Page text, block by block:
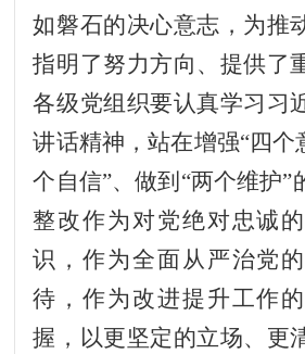
如磐石的决心意志，为推
指明了努力方向、提供了
各级党组织要认真学习习
讲话精神，站在增强“四个
个自信”、做到“两个维护”
整改作为对党绝对忠诚
识，作为全面从严治党
待，作为改进提升工作
握，以更坚定的立场、更